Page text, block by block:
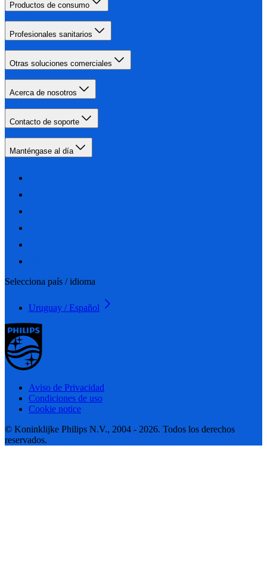
Productos de consumo
Profesionales sanitarios
Otras soluciones comerciales
Acerca de nosotros
Contacto de soporte
Manténgase al día
Selecciona país / idioma
Uruguay / Español
Aviso de Privacidad
Condiciones de uso
Cookie notice
© Koninklijke Philips N.V., 2004 - 2026. Todos los derechos
reservados.